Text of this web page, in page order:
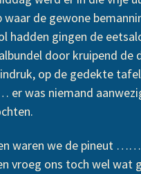
de gewone
hadden gingen de
door kruipend de
op de gedekte
was niemand
waren we de pineut
vroeg ons toch wel wat